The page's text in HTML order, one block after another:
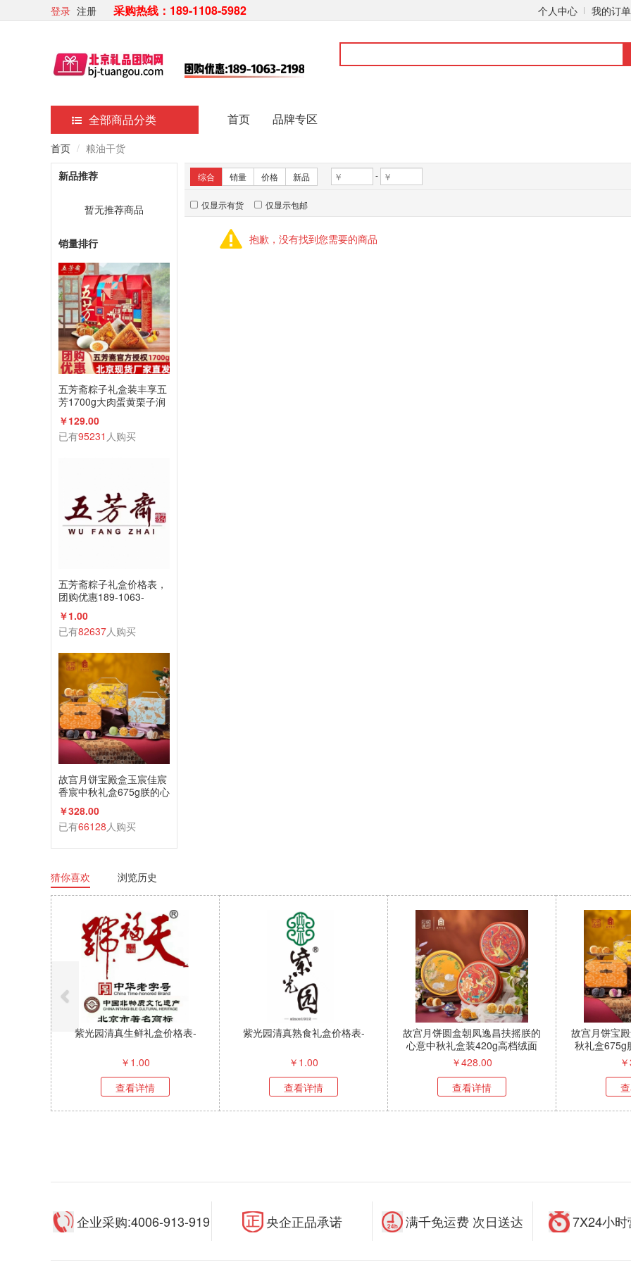
登录 注册 采购热线：189-1108-5982 个人中心 我的订单
全部商品分类 首页 品牌专区
首页
粮油干货
新品推荐
暂无推荐商品
销量排行
五芳斋粽子礼盒装丰享五
芳1700g大肉蛋黄栗子润
香蜜枣咸鸭蛋组合
￥129.00
已有95231 人购买
五芳斋粽子礼盒价格表，
团购优惠189-1063-
2198(微信同号)
￥1.00
已有82637人购买
故宫月饼宝殿盒玉宸佳宸
香宸中秋礼盒675g朕的心
意礼广式蛋黄莲蓉
￥328.00
已有66128人购买
综合 销量 价格 新品 -
仅显示有货 仅显示包邮
抱歉，没有找到您需要的商品
猜你喜欢 浏览历史
紫光园清真生鲜礼盒价格表-
￥ 1.00
查看详情
紫光园清真熟食礼盒价格表-
￥ 1.00
查看详情
故宫月饼圆盒朝凤逸昌扶摇朕的
心意中秋礼盒装420g高档绒面
刺绣盒
￥428.00
查看详情
故宫月饼宝
秋礼盒675g
￥
企业采购:4006-913-919 央企正品承诺 满千免运费 次日送达 7X24小